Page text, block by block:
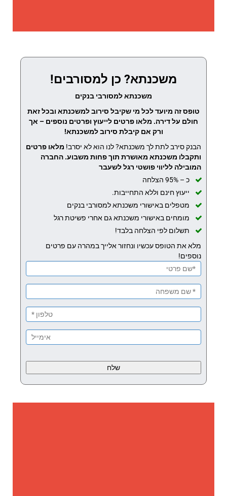
משכנתא? כן למסורבים!
משכנתא למסורבי בנקים
טופס זה מיועד לכל מי שקיבל סירוב למשכנתא ובכל זאת
חולם על דירה. מלאו פרטים לייעוץ ופרטים נוספים – אך
ורק אם קיבלת סירוב למשכנתא!
הבנק סירב לתת לך משכנתא? לנו הוא לא יסרב! מלאו פרטים
ותקבלו משכנתא מאושרת תוך פחות משבוע. החברה
המובילה לליווי פושטי רגל לשעבר
כ – 95% הצלחה
ייעוץ חינם וללא התחייבות.
מטפלים באישורי משכנתא למסורבי בנקים
מומחים באישורי משכנתא גם אחרי פשיטת רגל
תשלום לפי הצלחה בלבד!
מלא את הטופס עכשיו ונחזור אלייך במהרה עם פרטים
נוספים!